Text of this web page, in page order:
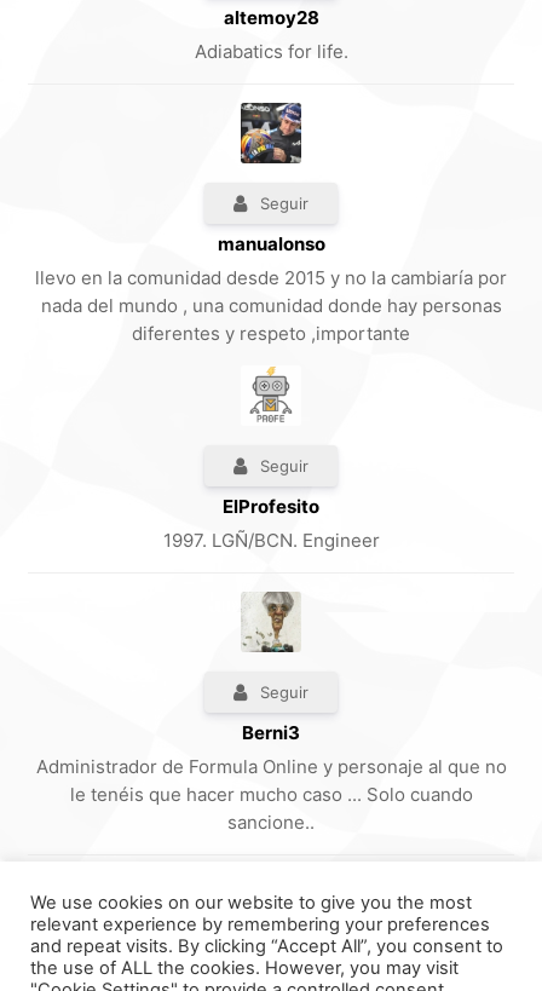
altemoy28
Adiabatics for life.
Seguir
manualonso
llevo en la comunidad desde 2015 y no la cambiaría por
nada del mundo , una comunidad donde hay personas
diferentes y respeto ,importante
Seguir
ElProfesito
1997. LGÑ/BCN. Engineer
Seguir
Berni3
Administrador de Formula Online y personaje al que no
le tenéis que hacer mucho caso ... Solo cuando
sancione..
We use cookies on our website to give you the most
relevant experience by remembering your preferences
and repeat visits. By clicking “Accept All”, you consent to
the use of ALL the cookies. However, you may visit